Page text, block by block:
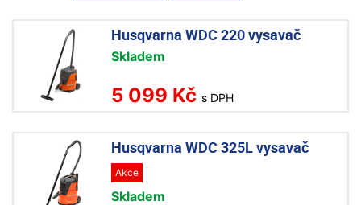
Husqvarna WDC 220 vysavač
Skladem
5 099 Kč s DPH
Husqvarna WDC 325L vysavač
Akce
Skladem